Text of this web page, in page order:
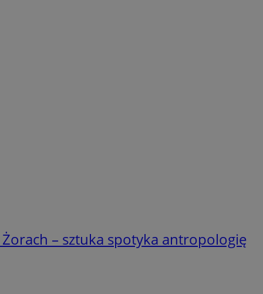
Żorach – sztuka spotyka antropologię